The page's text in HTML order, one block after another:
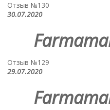
Отзыв №130
30.07.2020
Отзыв №129
29.07.2020